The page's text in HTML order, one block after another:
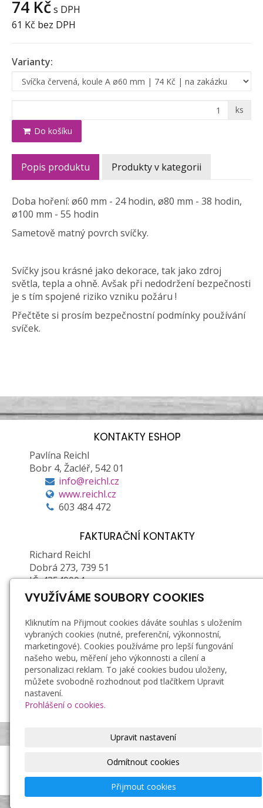
74 Kčs DPH
61 Kč bez DPH
Varianty:
ks
Do košíku
Popis produktu Produkty v kategorii
Doba hoření: ø60 mm - 24 hodin, ø80 mm - 38 hodin,
ø100 mm - 55 hodin
Sametově matný povrch svíčky.
Svíčky jsou krásné jako dekorace, tak jako zdroj
světla, tepla a ohně. Avšak při nedodržení bezpečnosti
je s tím spojené riziko vzniku požáru !
Přečtěte si prosím bezpečnostní podmínky používání
svíček.
KONTAKTY ESHOP
Pavlína Reichl
Bobr 4, Žacléř, 542 01
info@reichl.cz
www.reichl.cz
603 484 472
FAKTURAČNÍ KONTAKTY
Richard Reichl
Dobrá 273, 739 51
IČ: 43549004
DIČ: CZ6603261907 (plátce DPH)
Zapsán u Obecního ŽÚ MÚ ve Frýdku-Místku, č.
j.: 01/2/21878P/36623/5, e. č.: 380202-71376-00
Doprava a platba
Záruka a reklamace
Obchodní podmínky
Zásady zpracování osobních údajů
Bezpečnostní podmínky používání svíček
VYUŽÍVÁME SOUBORY COOKIES
Kliknutím na Přijmout cookies dáváte souhlas s uložením
vybraných cookies (nutné, preferenční, výkonnostní,
marketingové). Cookies používáme pro lepší fungování
našeho webu, měření jeho výkonnosti a cílení a
personalizaci reklam. To jaké cookies budou uloženy,
můžete svobodně rozhodnout pod tlačítkem Upravit
nastavení.
Prohlášení o cookies.
Upravit nastavení
Odmítnout cookies
Přijmout cookies
Richard Reichl, ruční výroba svíček© 2021
Compel s.r.o.© 2021Mapa webu